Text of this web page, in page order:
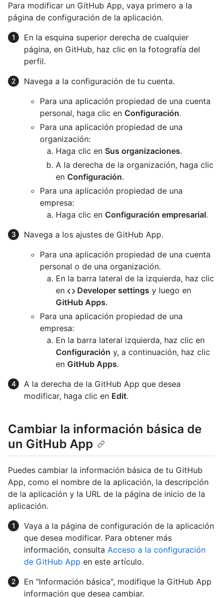
Para modificar un GitHub App, vaya primero a la
página de configuración de la aplicación.
En la esquina superior derecha de cualquier
página, en GitHub, haz clic en la fotografía del
perfil.
Navega a la configuración de tu cuenta.
Para una aplicación propiedad de una cuenta
personal, haga clic en Configuración.
Para una aplicación propiedad de una
organización:
Haga clic en Sus organizaciones.
A la derecha de la organización, haga clic
en Configuración.
Para una aplicación propiedad de una
empresa:
Haga clic en Configuración empresarial.
Navega a los ajustes de GitHub App.
Para una aplicación propiedad de una cuenta
personal o de una organización.
En la barra lateral de la izquierda, haz clic
en
Developer settings y luego en
GitHub Apps.
Para una aplicación propiedad de una
empresa:
En la barra lateral izquierda, haz clic en
Configuración y, a continuación, haz clic
en GitHub Apps.
A la derecha de la GitHub App que desea
modificar, haga clic en Edit.
Cambiar la información básica de
un GitHub App
Puedes cambiar la información básica de tu GitHub
App, como el nombre de la aplicación, la descripción
de la aplicación y la URL de la página de inicio de la
aplicación.
Vaya a la página de configuración de la aplicación
que desea modificar. Para obtener más
información, consulta Acceso a la configuración
de GitHub App en este artículo.
En "Información básica", modifique la GitHub App
información que desea cambiar.